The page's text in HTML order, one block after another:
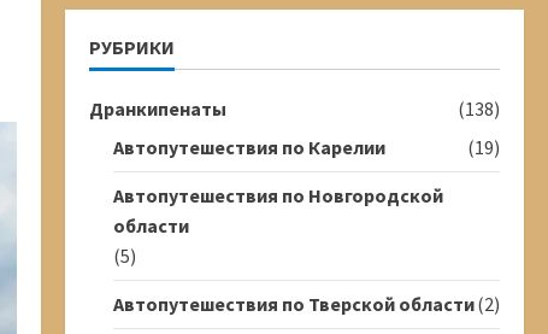
РУБРИКИ
Дранкипенаты
(138)
Автопутешествия по Карелии
(19)
Автопутешествия по Новгородской
области
(5)
Автопутешествия по Тверской области(2)